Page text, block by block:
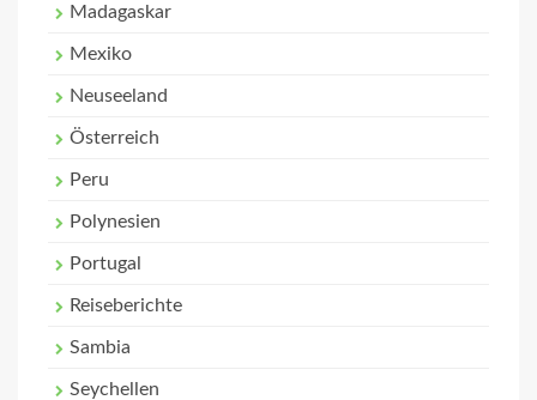
Madagaskar
Mexiko
Neuseeland
Österreich
Peru
Polynesien
Portugal
Reiseberichte
Sambia
Seychellen